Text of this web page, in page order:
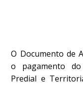
O Documento de
o pagamento
Predial e